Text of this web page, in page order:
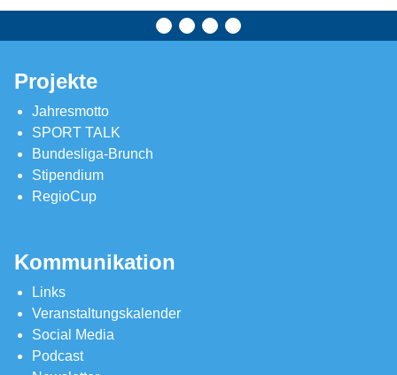
Projekte
Jahresmotto
SPORT TALK
Bundesliga-Brunch
Stipendium
RegioCup
Kommunikation
Links
Veranstaltungskalender
Social Media
Podcast